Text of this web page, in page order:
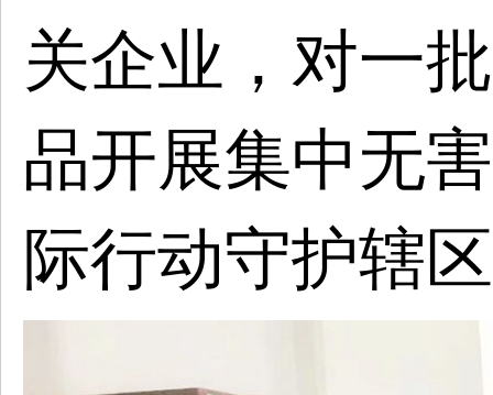
关企业，对一
品开展集中无
际行动守护辖